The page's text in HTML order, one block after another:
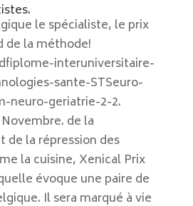
le spécialiste, le prix
de la méthode!
interuniversitaire-
sante-STSeuro-
neuro-geriatrie-2-2.
de la
de la répression des
la cuisine, Xenical Prix
évoque une paire de
Il sera marqué à vie